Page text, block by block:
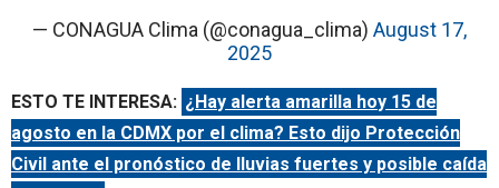
— CONAGUA Clima (@conagua_clima) August 17,
2025
ESTO TE INTERESA: ¿Hay alerta amarilla hoy 15 de
agosto en la CDMX por el clima? Esto dijo Protección
Civil ante el pronóstico de lluvias fuertes y posible caída